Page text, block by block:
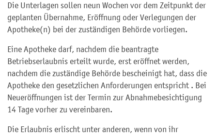
Die Unterlagen sollen neun Wochen vor dem Zeitpunkt der
geplanten Übernahme, Eröffnung oder Verlegungen der
Apotheke(n) bei der zuständigen Behörde vorliegen.
Eine Apotheke darf, nachdem die beantragte
Betriebserlaubnis erteilt wurde, erst eröffnet werden,
nachdem die zuständige Behörde bescheinigt hat, dass die
Apotheke den gesetzlichen Anforderungen entspricht . Bei
Neueröffnungen ist der Termin zur Abnahmebesichtigung
14 Tage vorher zu vereinbaren.
Die Erlaubnis erlischt unter anderen, wenn von ihr